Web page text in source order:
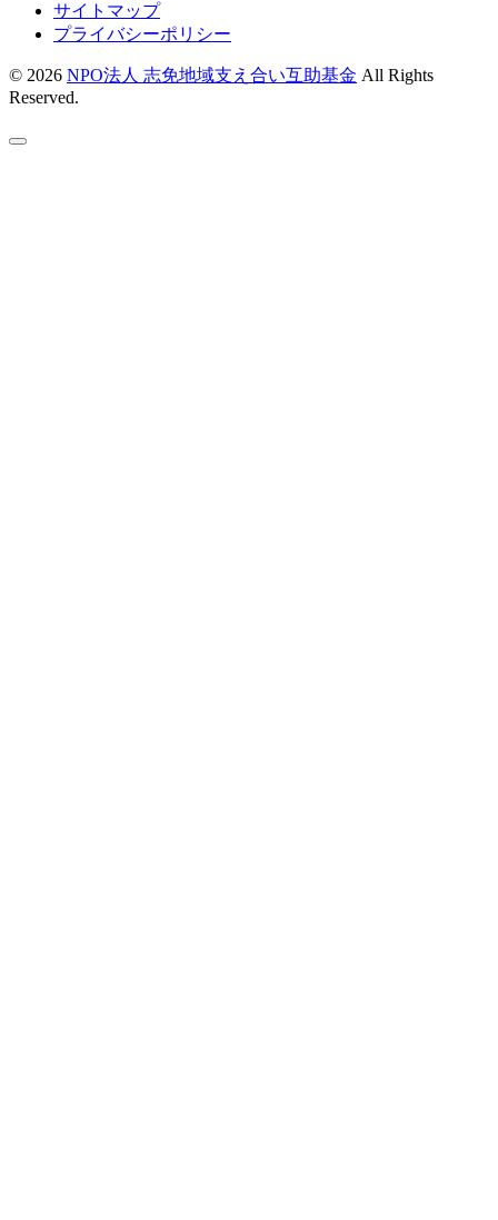
サイトマップ
プライバシーポリシー
© 2026 NPO法人 志免地域支え合い互助基金 All Rights
Reserved.